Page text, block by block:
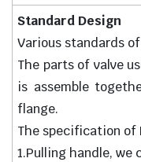
Standard Design
Various standards of
The parts of valve
is assemble
flange.
The specification of
1.Pulling handle,